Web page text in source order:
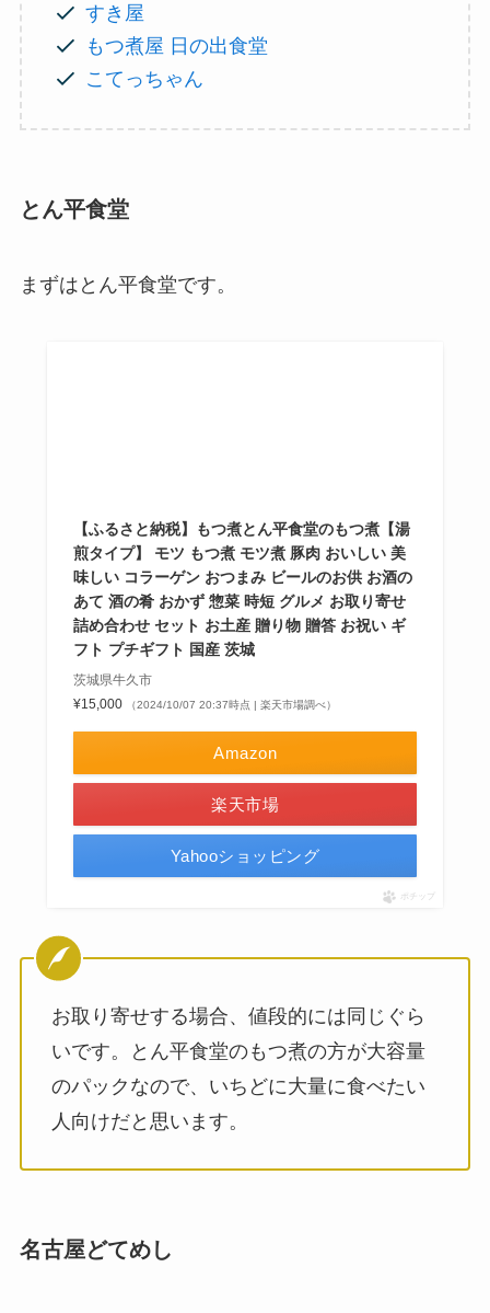
すき屋
もつ煮屋 日の出食堂
こてっちゃん
とん平食堂
まずはとん平食堂です。
【ふるさと納税】もつ煮とん平食堂のもつ煮【湯
煎タイプ】 モツ もつ煮 モツ煮 豚肉 おいしい 美
味しい コラーゲン おつまみ ビールのお供 お酒の
あて 酒の肴 おかず 惣菜 時短 グルメ お取り寄せ
詰め合わせ セット お土産 贈り物 贈答 お祝い ギ
フト プチギフト 国産 茨城
茨城県牛久市
¥15,000
（2024/10/07 20:37時点 | 楽天市場調べ）
Amazon
楽天市場
Yahooショッピング
ポチップ
お取り寄せする場合、値段的には同じぐら
いです。とん平食堂のもつ煮の方が大容量
のパックなので、いちどに大量に食べたい
人向けだと思います。
名古屋どてめし